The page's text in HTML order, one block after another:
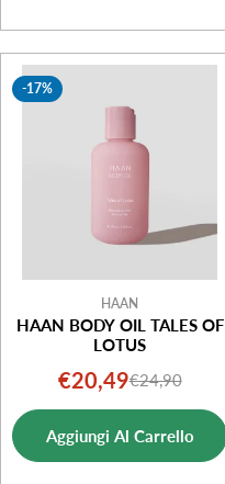
-17%
HAAN
HAAN BODY OIL TALES OF
LOTUS
Prezzo
di
vendita
€20,49Prezzo
normale
€24,90
Aggiungi Al Carrello